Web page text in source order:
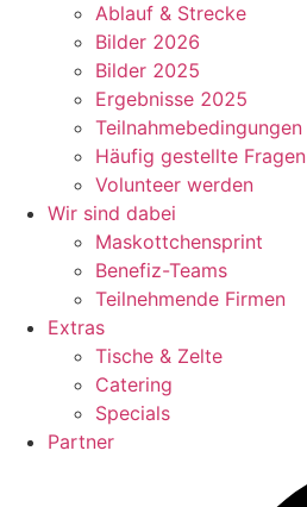
Ablauf & Strecke
Bilder 2026
Bilder 2025
Ergebnisse 2025
Teilnahmebedingungen
Häufig gestellte Fragen
Volunteer werden
Wir sind dabei
Maskottchensprint
Benefiz-Teams
Teilnehmende Firmen
Extras
Tische & Zelte
Catering
Specials
Partner